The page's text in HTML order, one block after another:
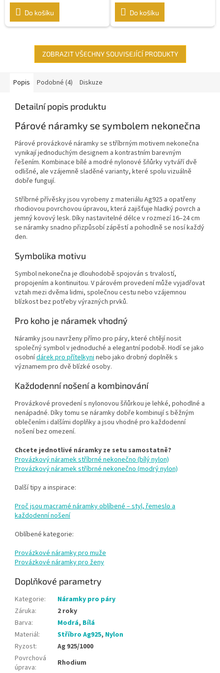
Do košíku Do košíku
ZOBRAZIT VŠECHNY SOUVISEJÍCÍ PRODUKTY
Popis Podobné (4) Diskuze
Detailní popis produktu
Párové náramky se symbolem nekonečna
Párové provázkové náramky se stříbrným motivem nekonečna
vynikají jednoduchým designem a kontrastním barevným
řešením. Kombinace bílé a modré nylonové šňůrky vytváří dvě
odlišné, ale vzájemně sladěné varianty, které spolu vizuálně
dobře fungují.
Stříbrné přívěsky jsou vyrobeny z materiálu Ag925 a opatřeny
rhodiovou povrchovou úpravou, která zajišťuje hladký povrch a
jemný kovový lesk. Díky nastavitelné délce v rozmezí 16–24 cm
se náramky snadno přizpůsobí zápěstí a pohodlně se nosí každý
den.
Symbolika motivu
Symbol nekonečna je dlouhodobě spojován s trvalostí,
propojením a kontinuitou. V párovém provedení může vyjadřovat
vztah mezi dvěma lidmi, společnou cestu nebo vzájemnou
blízkost bez potřeby výrazných prvků.
Pro koho je náramek vhodný
Náramky jsou navrženy přímo pro páry, které chtějí nosit
společný symbol v jednoduché a elegantní podobě. Hodí se jako
osobnídárek pro přítelkyni nebo jako drobný doplněk s
významem pro dvě blízké osoby.
Každodenní nošení a kombinování
Provázkové provedení s nylonovou šňůrkou je lehké, pohodlné a
nenápadné. Díky tomu se náramky dobře kombinují s běžným
oblečením i dalšími doplňky a jsou vhodné pro každodenní
nošení bez omezení.
Chcete jednotlivé náramky ze setu samostatně?
Provázkový náramek stříbrné nekonečno (bílý nylon)
Provázkový náramek stříbrné nekonečno (modrý nylon)
Další tipy a inspirace:
Proč jsou macramé náramky oblíbené – styl, řemeslo a
každodenní nošení
Oblíbené kategorie:
Provázkové náramky pro muže
Provázkové náramky pro ženy
Doplňkové parametry
Kategorie:
Náramky pro páry
Záruka:
2 roky
Barva: Modrá, Bílá
Materiál: Stříbro Ag925, Nylon
Ryzost:
Ag 925/1000
Povrchová
úprava:
Rhodium